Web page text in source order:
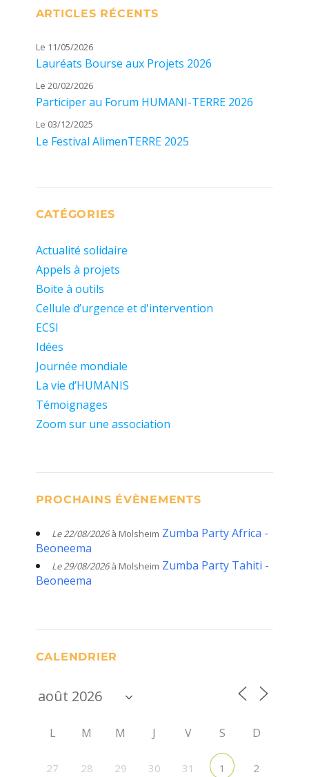
ARTICLES RÉCENTS
Le 11/05/2026
Lauréats Bourse aux Projets 2026
Le 20/02/2026
Participer au Forum HUMANI-TERRE 2026
Le 03/12/2025
Le Festival AlimenTERRE 2025
CATÉGORIES
Actualité solidaire
Appels à projets
Boite à outils
Cellule d’urgence et d'intervention
ECSI
Idées
Journée mondiale
La vie d’HUMANIS
Témoignages
Zoom sur une association
PROCHAINS ÉVÈNEMENTS
Le 22/08/2026à Molsheim Zumba Party Africa -
Beoneema
Le 29/08/2026à Molsheim Zumba Party Tahiti -
Beoneema
CALENDRIER
L M M J V S D
27 28 29 30 31 1 2